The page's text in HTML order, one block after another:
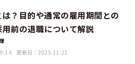
？目的や通常の雇用期間との
前の退職について解説
更新日：2025.11.21